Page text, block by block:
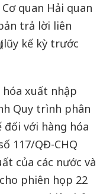
quan Hải quan
trả lời liên
(lũy kế kỳ trước
xuất nhập
Quy trình phân
đối với hàng hóa
117/QĐ-CHQ
của các nước và
phiên họp 22